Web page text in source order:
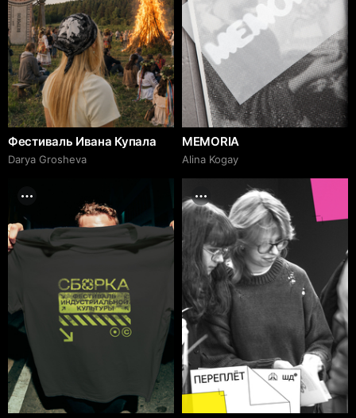
Фестиваль Ивана Купала
Darya Grosheva
MEMORIA
Alina Kogay